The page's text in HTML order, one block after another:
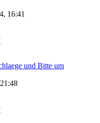
16:41
und Bitte um